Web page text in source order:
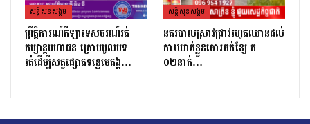
សន្តិសុខសង្គម
ព្រឹត្តិការណ៍កីឡាទេសចរណ៍រត់
កម្សាន្តមហាជន ក្រោមមូលបទ
រត់ដេីម្បីសត្វផ្សោតទន្លេមេគង្គ…
សន្តិសុខសង្គម
នគរបាលស្រាវជ្រាវរហូតឈានដល់
ការឃាត់ខ្លួនចោរឆក់ខ្សែ ក
០២នាក់…